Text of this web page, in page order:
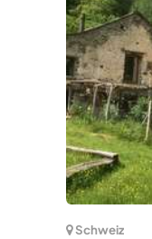
Schweiz